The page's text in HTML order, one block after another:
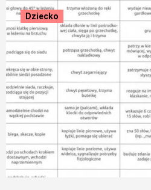
Dziecko